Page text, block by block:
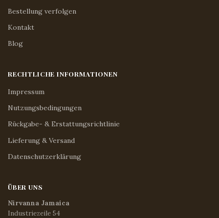
Bestellung verfolgen
Kontakt
Blog
RECHTLICHE INFORMATIONEN
Impressum
Nutzungsbedingungen
Rückgabe- & Erstattungsrichtlinie
Lieferung & Versand
Datenschutzerklärung
ÜBER UNS
Nirvanna Jamaica
Industriezeile 54